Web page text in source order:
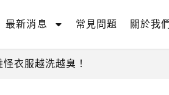
最新消息 常見問題 關於我們
衣服越洗越臭！